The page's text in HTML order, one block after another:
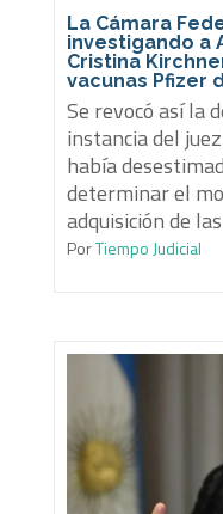
La Cámara
investigando a
Cristina
vacunas Pfizer
Se revocó así la
instancia del
había
determinar el
adquisición de
PorTiempo Judicial